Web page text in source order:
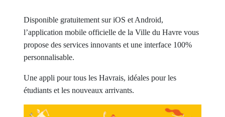
Disponible gratuitement sur iOS et Android,
l’application mobile officielle de la Ville du Havre vous
propose des services innovants et une interface 100%
personnalisable.
Une appli pour tous les Havrais, idéales pour les
étudiants et les nouveaux arrivants.